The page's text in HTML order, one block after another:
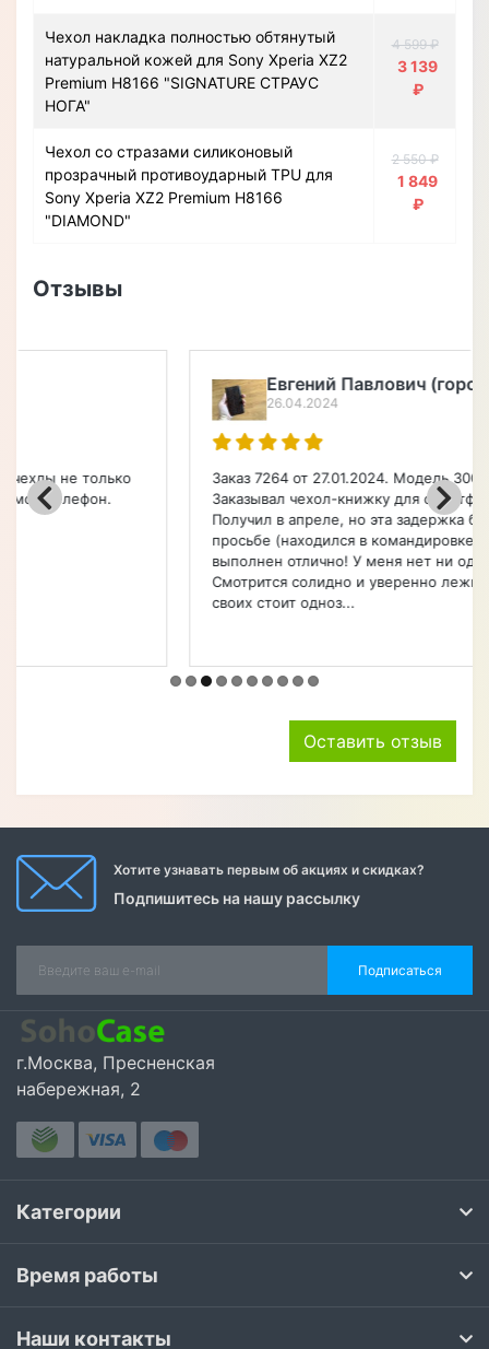
Чехол накладка полностью обтянутый
натуральной кожей для Sony Xperia XZ2
Premium H8166 "SIGNATURE СТРАУС
НОГА"
4 599 ₽
3 139
₽
Чехол со стразами силиконовый
прозрачный противоударный TPU для
Sony Xperia XZ2 Premium H8166
"DIAMOND"
2 550 ₽
1 849
₽
Отзывы
Евгений Павлович (город Чита)
Заказ 7264 от 27.01.2024. Модель 3007023 Croco Paw.
Заказывал чехол-книжку для смартфона Apple.
Получил в апреле, но эта задержка была по моей
просьбе (находился в командировке). Чехол
выполнен отлично! У меня нет ни одной претензии.
Смотрится солидно и уверенно лежит в руке. Денег
Оставить отзыв
Хотите узнавать первым об акциях и скидках?
Подпишитесь на нашу рассылку
Подписаться
г.Москва, Пресненская
набережная, 2
Категории
Время работы
Наши контакты